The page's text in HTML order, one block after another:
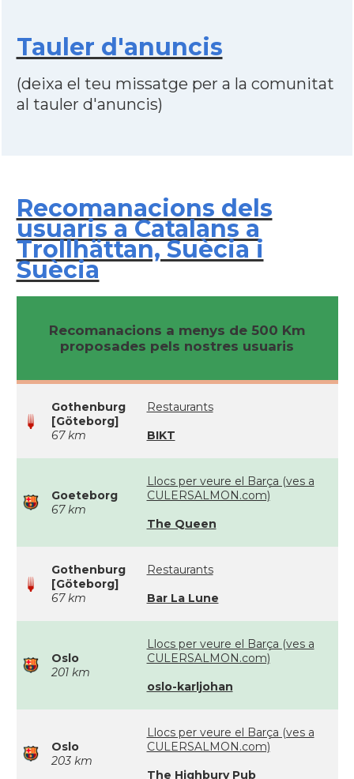
Tauler d'anuncis
(deixa el teu missatge per a la comunitat
al tauler d'anuncis)
Recomanacions dels
usuaris a Catalans a
Trollhättan, Suècia i
Suècia
Recomanacions a menys de 500 Km
proposades pels nostres usuaris
Gothenburg
[Göteborg]
67 km
Restaurants
BIKT
Goeteborg
67 km
Llocs per veure el Barça (ves a
CULERSALMON.com)
The Queen
Gothenburg
[Göteborg]
67 km
Restaurants
Bar La Lune
Oslo
201 km
Llocs per veure el Barça (ves a
CULERSALMON.com)
oslo-karljohan
Oslo
203 km
Llocs per veure el Barça (ves a
CULERSALMON.com)
The Highbury Pub